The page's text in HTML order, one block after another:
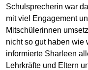
Schulsprecherin war
mit viel Engagement
Mitschülerinnen
nicht so gut haben wie
informierte Sharleen
Lehrkräfte und Eltern